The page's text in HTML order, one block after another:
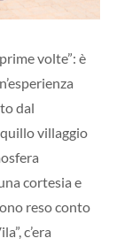
volte”: è
dal
villaggio
cortesia e
reso conto
c’era